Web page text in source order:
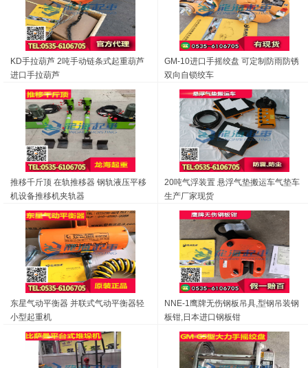
KD手拉葫芦 2吨手动链条式起重葫芦
进口手拉葫芦
GM-10进口手摇绞盘 可定制防雨防锈
双向自锁绞车
推移千斤顶 在轨推移器 钢轨液压平移
机设备推移机夹轨器
20吨气浮装置 悬浮气垫搬运车气垫车
生产厂家现货
东星气动平衡器 并联式气动平衡器轻
小型起重机
NNE-1鹰牌无伤钢板吊具,型钢吊装钢
板钳,日本进口钢板钳